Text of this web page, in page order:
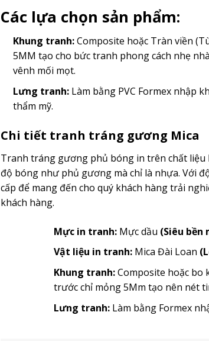
Các lựa chọn sản phẩm:
Khung tranh:Composite hoặc Tràn viền
5MM tạo cho bức tranh phong cách nhẹ
vênh mối mọt.
Lưng tranh: Làm bằng PVC Formex nhập
thẩm mỹ.
Chi tiết tranh tráng gương Mica
Tranh tráng gương phủ bóng in trên chất liệu
độ bóng như phủ gương mà chỉ là nhựa. Với
cấp để mang đến cho quý khách hàng trải
khách hàng.
Mực in tranh:Mực dầu (Siêu bền
Vật liệu in tranh:Mica Đài Loan
Khung tranh:Composite hoặc bo
trước chỉ mỏng 5Mm tạo nên nét
Lưng tranh:Làm bằng Formex